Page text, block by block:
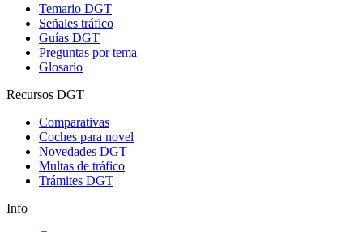
Temario DGT
Señales tráfico
Guías DGT
Preguntas por tema
Glosario
Recursos DGT
Comparativas
Coches para novel
Novedades DGT
Multas de tráfico
Trámites DGT
Info